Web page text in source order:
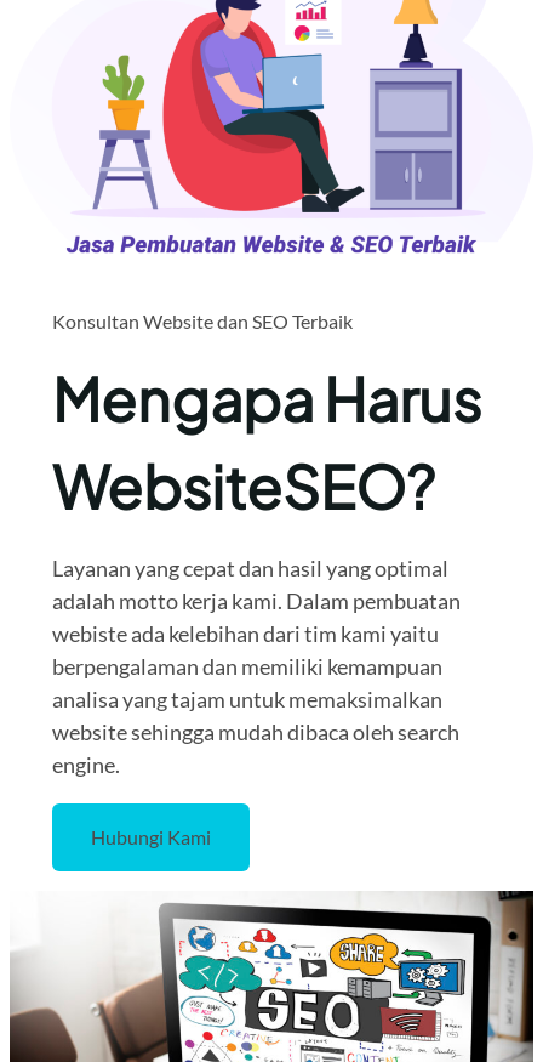
Konsultan Website dan SEO Terbaik
Mengapa Harus
WebsiteSEO?
Layanan yang cepat dan hasil yang optimal
adalah motto kerja kami. Dalam pembuatan
webiste ada kelebihan dari tim kami yaitu
berpengalaman dan memiliki kemampuan
analisa yang tajam untuk memaksimalkan
website sehingga mudah dibaca oleh search
engine.
Hubungi Kami